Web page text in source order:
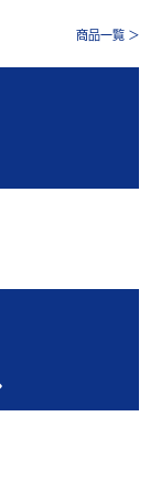
商品一覧 >